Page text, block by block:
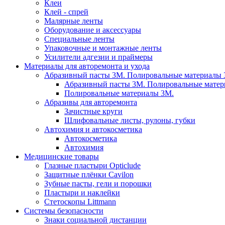
Клеи
Клей - спрей
Малярные ленты
Оборудование и аксессуары
Специальные ленты
Упаковочные и монтажные ленты
Усилители адгезии и праймеры
Материалы для авторемонта и ухода
Абразивный пасты 3М. Полировальные материалы
Абразивный пасты 3М. Полировальные
Полировальные материалы 3М.
Абразивы для авторемонта
Зачистные круги
Шлифовальные листы, рулоны, губки
Автохимия и автокосметика
Автокосметика
Автохимия
Медицинские товары
Глазные пластыри Opticlude
Защитные плёнки Cavilon
Зубные пасты, гели и порошки
Пластыри и наклейки
Стетоскопы Littmann
Системы безопасности
Знаки социальной дистанции